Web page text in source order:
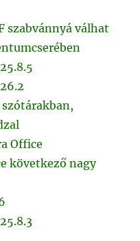
szabvánnyá válhat
Office
következő nagy